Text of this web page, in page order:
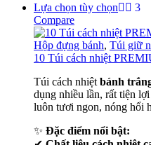
Lựa chọn tùy chọn
Compare
Hộp đựng bánh, Túi giữ
10 Túi cách nhiệt
Túi cách nhiệt bánh
dụng nhiều lần, rất tiện
luôn tươi ngon, nóng hổi
✨ Đặc điểm nổi bật: